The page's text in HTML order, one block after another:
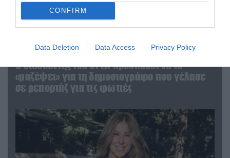
CONFIRM
Data Deletion Data Access Privacy Policy
04.08.2026 | 12:02
O διευθυντής του OPEN προσπαθεί να τα
«μαζέψει» για τη δημοσιογράφο που γέλασε
σε ρεπορτάζ για τις φωτιές